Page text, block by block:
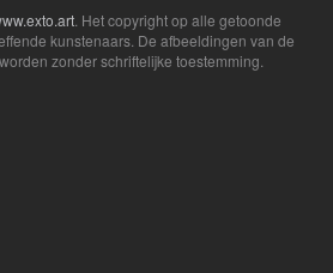
. Het copyright op alle getoonde
kunstenaars. De afbeeldingen van de
zonder schriftelijke toestemming.